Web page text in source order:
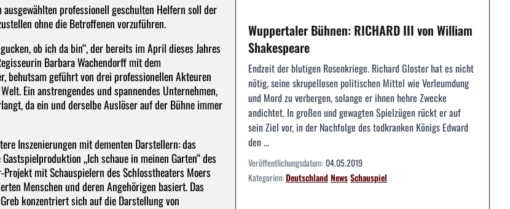
professionell geschulten Helfern soll der
ohne die Betroffenen vorzuführen.
ob ich da bin“, der bereits im April dieses Jahres
Barbara Wachendorff mit dem
behutsam geführt von drei professionellen Akteuren
Ein anstrengendes und spannendes Unternehmen,
da ein und derselbe Auslöser auf der Bühne immer
Inszenierungen mit dementen Darstellern: das
„Ich schaue in meinen Garten“ des
mit Schauspielern des Schlosstheaters Moers
Menschen und deren Angehörigen basiert. Das
konzentriert sich auf die Darstellung von
Wuppertaler Bühnen: RICHARD III von William
Shakespeare
Endzeit der blutigen Rosenkriege. Richard Gloster hat es nicht
nötig, seine skrupellosen politischen Mittel wie Verleumdung
und Mord zu verbergen, solange er ihnen hehre Zwecke
andichtet. In großen und gewagten Spielzügen rückt er auf
sein Ziel vor, in der Nachfolge des todkranken Königs Edward
den ...
Veröffentlichungsdatum:04.05.2019
Kategorien:DeutschlandNewsSchauspiel